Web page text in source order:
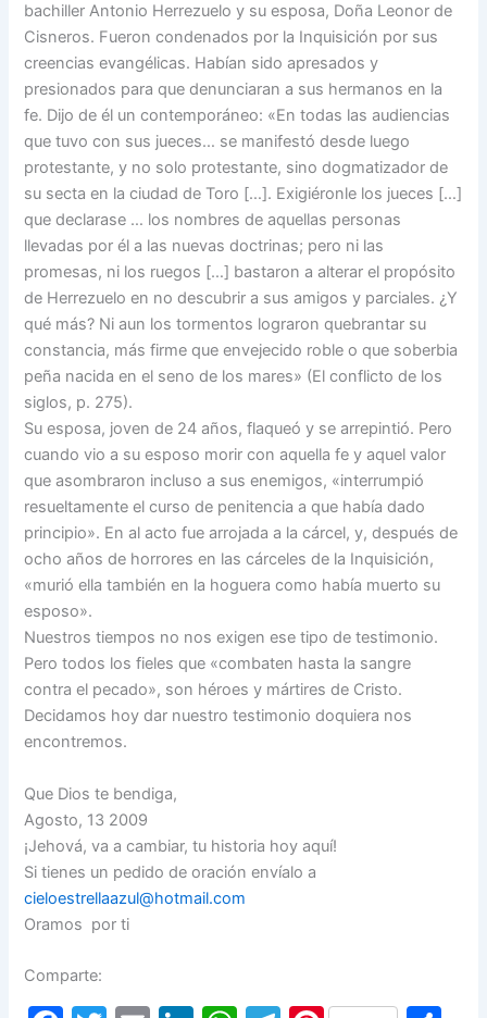
bachiller Antonio Herrezuelo y su esposa, Doña Leonor de
Cisneros. Fueron condenados por la Inquisición por sus
creencias evangélicas. Habían sido apresados y
presionados para que denunciaran a sus hermanos en la
fe. Dijo de él un contemporáneo: «En todas las audiencias
que tuvo con sus jueces… se manifestó desde luego
protestante, y no solo protestante, sino dogmatizador de
su secta en la ciudad de Toro […]. Exigiéronle los jueces […]
que declarase … los nombres de aquellas personas
llevadas por él a las nuevas doctrinas; pero ni las
promesas, ni los ruegos […] bastaron a alterar el propósito
de Herrezuelo en no descubrir a sus amigos y parciales. ¿Y
qué más? Ni aun los tormentos lograron quebrantar su
constancia, más firme que envejecido roble o que soberbia
peña nacida en el seno de los mares» (El conflicto de los
siglos, p. 275).
Su esposa, joven de 24 años, flaqueó y se arrepintió. Pero
cuando vio a su esposo morir con aquella fe y aquel valor
que asombraron incluso a sus enemigos, «interrumpió
resueltamente el curso de penitencia a que había dado
principio». En al acto fue arrojada a la cárcel, y, después de
ocho años de horrores en las cárceles de la Inquisición,
«murió ella también en la hoguera como había muerto su
esposo».
Nuestros tiempos no nos exigen ese tipo de testimonio.
Pero todos los fieles que «combaten hasta la sangre
contra el pecado», son héroes y mártires de Cristo.
Decidamos hoy dar nuestro testimonio doquiera nos
encontremos.
Que Dios te bendiga,
Agosto, 13 2009
¡Jehová, va a cambiar, tu historia hoy aquí!
Si tienes un pedido de oración envíalo a
cieloestrellaazul@hotmail.com
Oramos por ti
Comparte: